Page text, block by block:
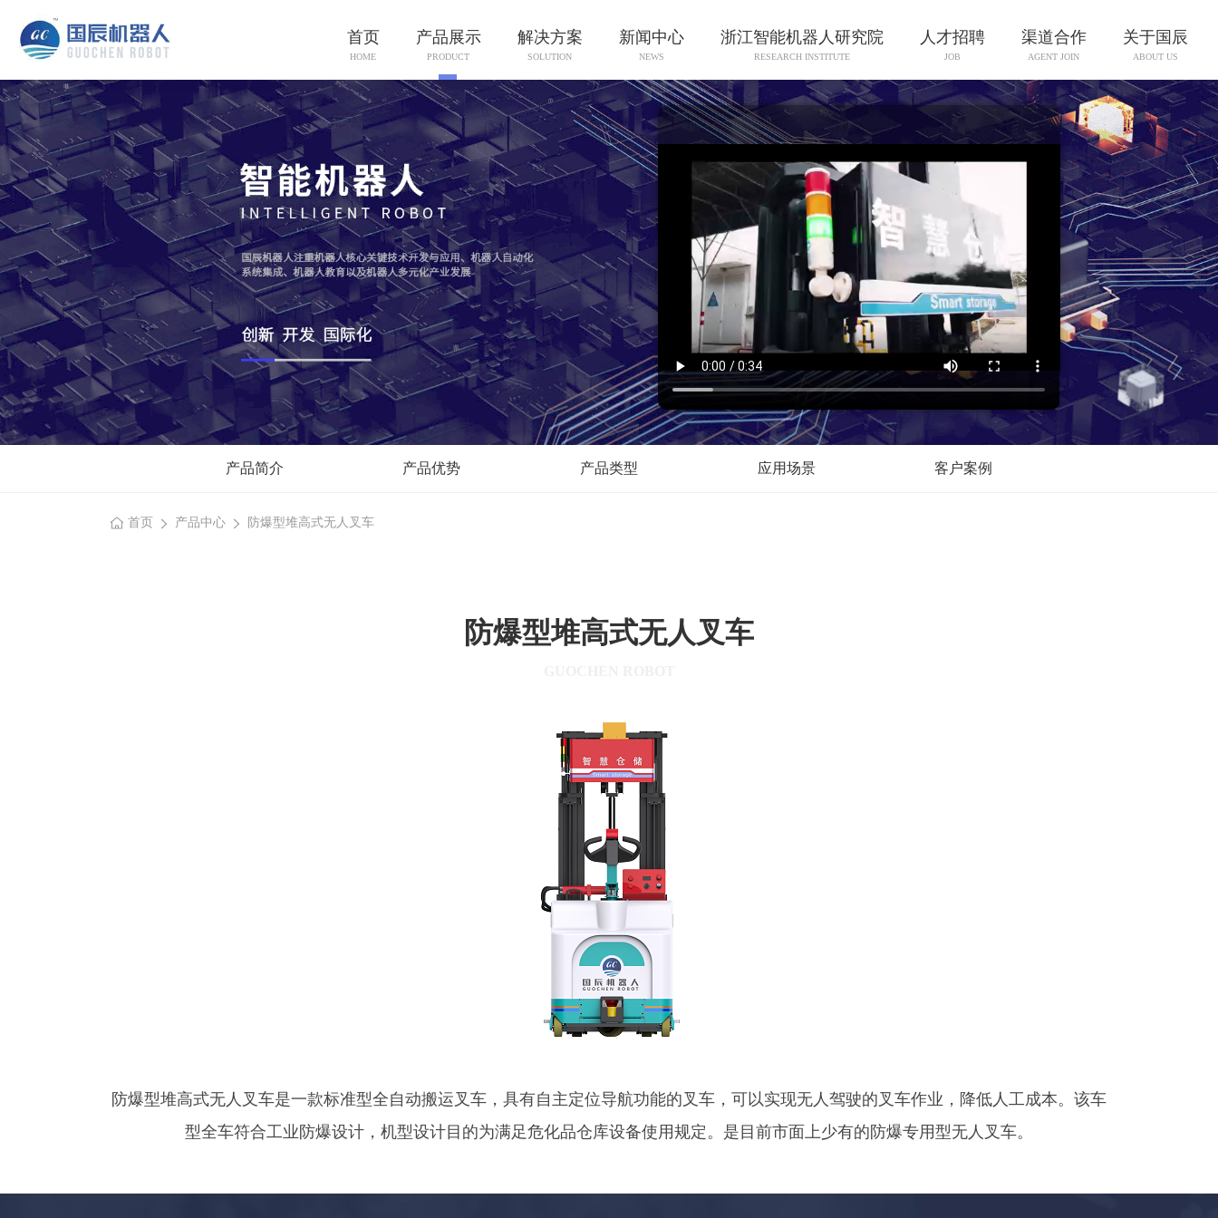
首页
HOME
产品展示
PRODUCT
解决方案
SOLUTION
新闻中心
NEWS
浙江智能机器人研究院
RESEARCH INSTITUTE
人才招聘
JOB
渠道合作
AGENT JOIN
关于国辰
ABOUT US
产品简介 产品优势 产品类型 应用场景 客户案例
首页 产品中心 防爆型堆高式无人叉车
防爆型堆高式无人叉车
防爆型堆高式无人叉车是一款标准型全自动搬运叉车，具有自主定位导航功能的叉车，可以实现无人驾驶的叉车作业，降低人工成本。该车
型全车符合工业防爆设计，机型设计目的为满足危化品仓库设备使用规定。是目前市面上少有的防爆专用型无人叉车。